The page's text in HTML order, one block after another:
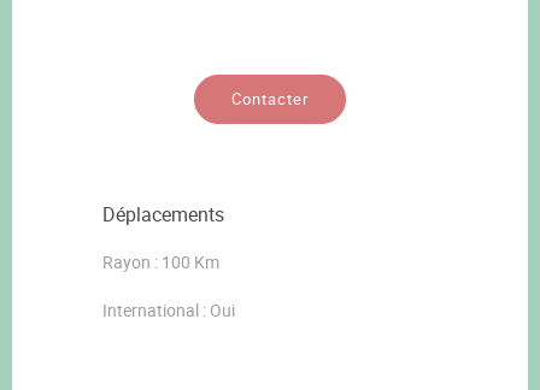
Contacter
Déplacements
Rayon : 100 Km
International : Oui